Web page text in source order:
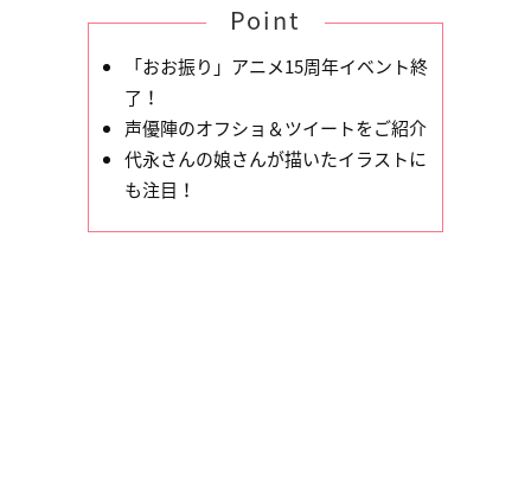
Point
「おお振り」アニメ15周年イベント終
了！
声優陣のオフショ＆ツイートをご紹介
代永さんの娘さんが描いたイラストに
も注目！